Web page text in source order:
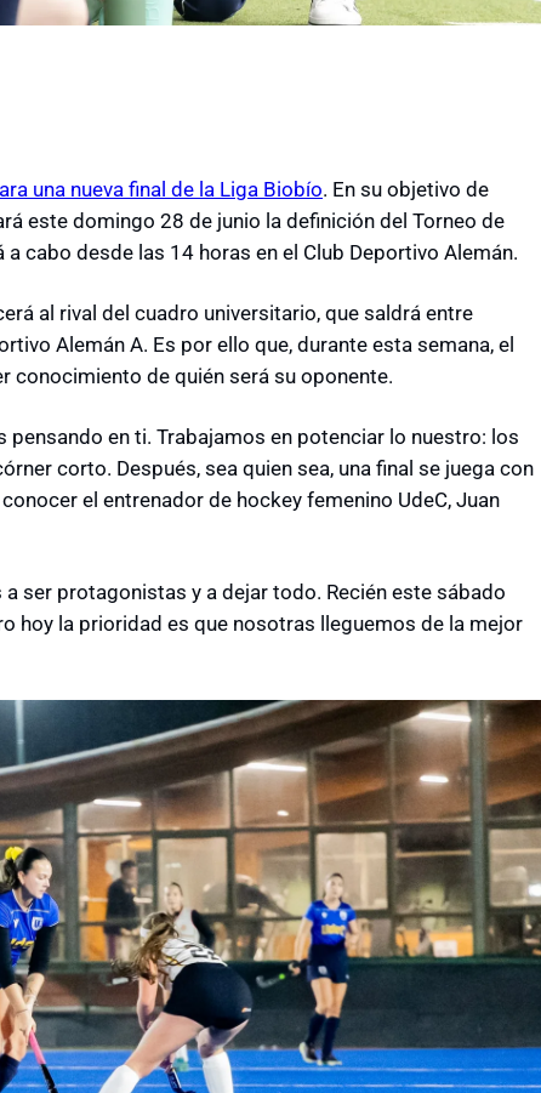
una nueva final de la Liga Biobío. En su objetivo de
este domingo 28 de junio la definición del Torneo de
cabo desde las 14 horas en el Club Deportivo Alemán.
al rival del cuadro universitario, que saldrá entre
Alemán A. Es por ello que, durante esta semana, el
conocimiento de quién será su oponente.
pensando en ti. Trabajamos en potenciar lo nuestro: los
corto. Después, sea quien sea, una final se juega con
el entrenador de hockey femenino UdeC, Juan
ser protagonistas y a dejar todo. Recién este sábado
hoy la prioridad es que nosotras lleguemos de la mejor